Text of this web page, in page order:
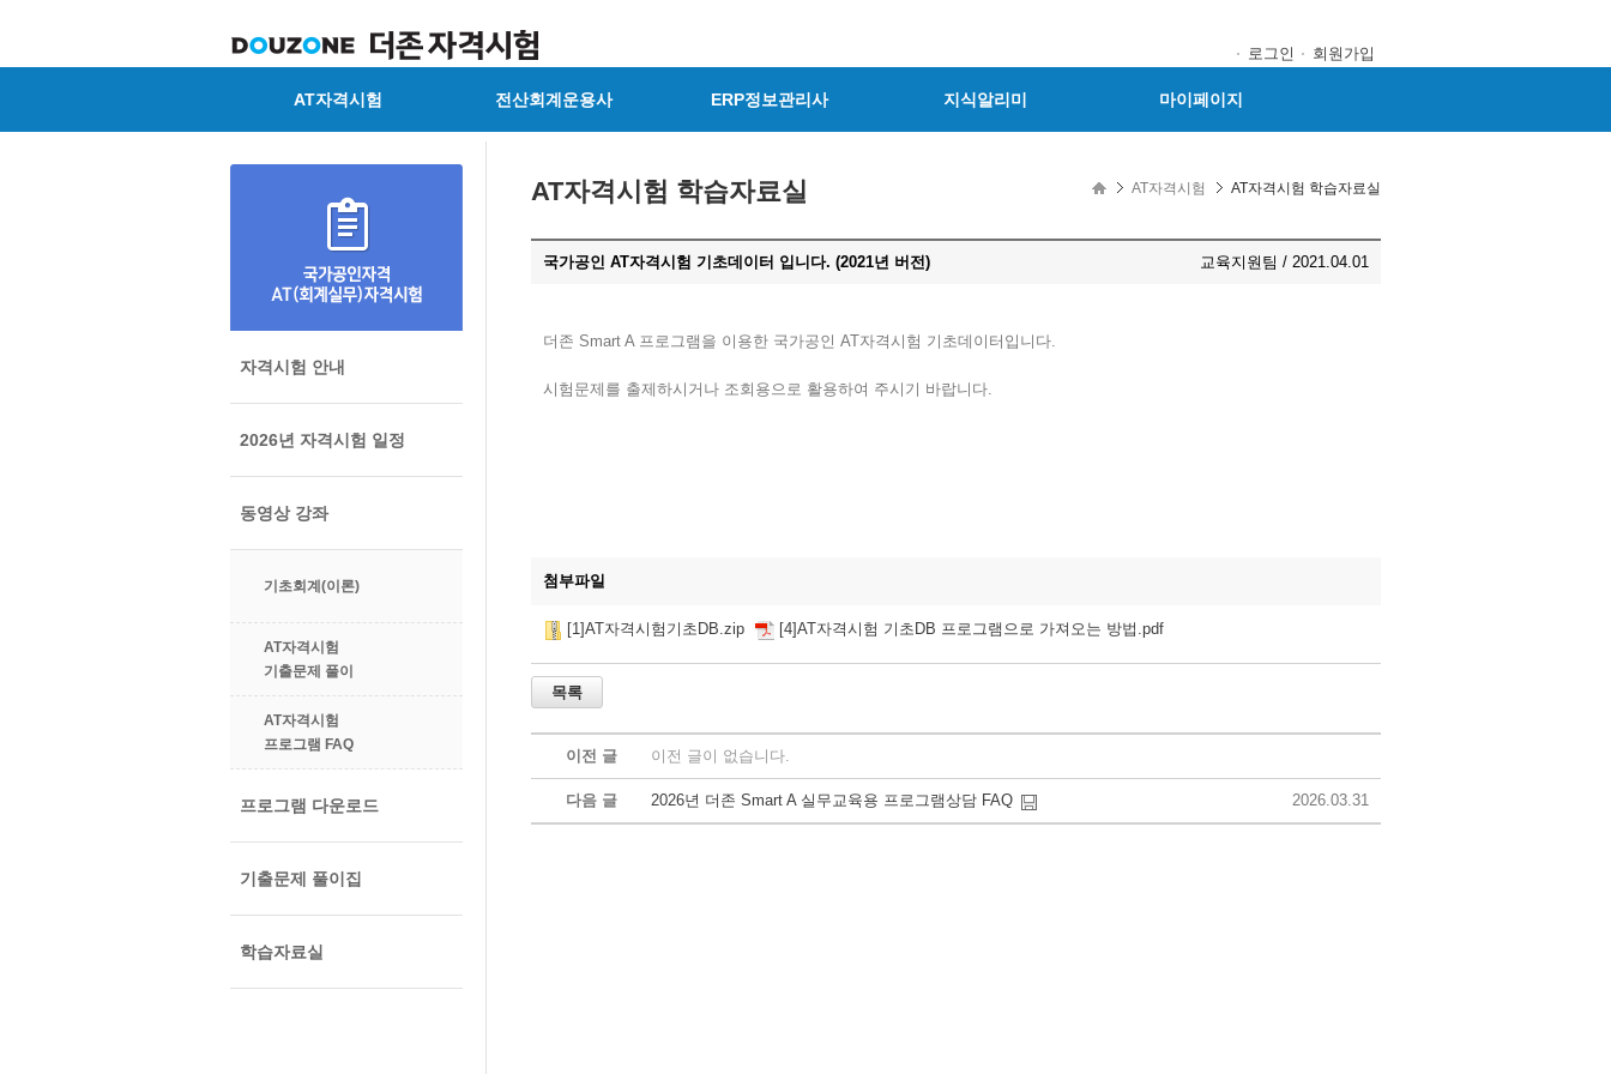
로그인 회원가입
AT자격시험 전산회계운용사 ERP정보관리사 지식알리미 마이페이지
자격시험 안내
2026년 자격시험 일정
동영상 강좌
기초회계(이론)
AT자격시험
기출문제 풀이
AT자격시험
프로그램 FAQ
프로그램 다운로드
기출문제 풀이집
학습자료실
AT자격시험 AT자격시험 학습자료실
AT자격시험 학습자료실
국가공인 AT자격시험 기초데이터 입니다. (2021년 버전) 교육지원팀 / 2021.04.01
더존 Smart A 프로그램을 이용한 국가공인 AT자격시험 기초데이터입니다.
시험문제를 출제하시거나 조회용으로 활용하여 주시기 바랍니다.
첨부파일
[1]AT자격시험기초DB.zip [4]AT자격시험 기초DB 프로그램으로 가져오는 방법.pdf
이전 글 이전 글이 없습니다.
다음 글 2026년 더존 Smart A 실무교육용 프로그램상담 FAQ 2026.03.31